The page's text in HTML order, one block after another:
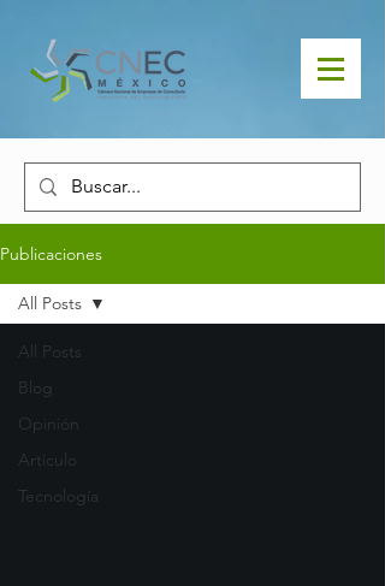
Publicaciones
All Posts
Blog
Opinión
Artículo
Tecnología
All Posts